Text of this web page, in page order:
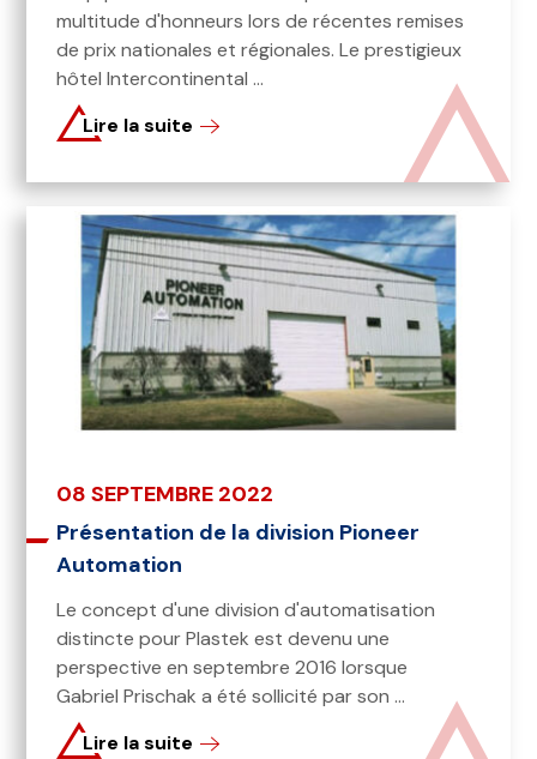
multitude d'honneurs lors de récentes remises
de prix nationales et régionales. Le prestigieux
hôtel Intercontinental ...
Lire la suite
08 SEPTEMBRE 2022
Présentation de la division Pioneer
Automation
Le concept d'une division d'automatisation
distincte pour Plastek est devenu une
perspective en septembre 2016 lorsque
Gabriel Prischak a été sollicité par son ...
Lire la suite